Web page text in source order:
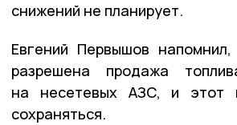
снижений не планирует.
Евгений Первышов
разрешена продажа
на несетевых АЗС, и этот
сохраняться.